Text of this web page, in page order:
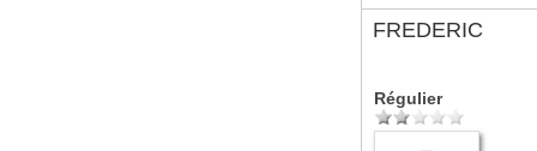
FREDERIC
Régulier